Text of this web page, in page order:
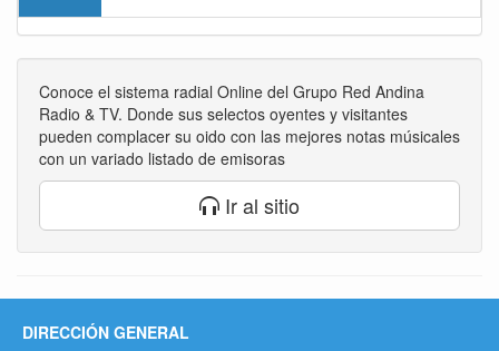
Conoce el sistema radial Online del Grupo Red Andina
Radio & TV. Donde sus selectos oyentes y visitantes
pueden complacer su oido con las mejores notas músicales
con un variado listado de emisoras
Ir al sitio
DIRECCIÓN GENERAL